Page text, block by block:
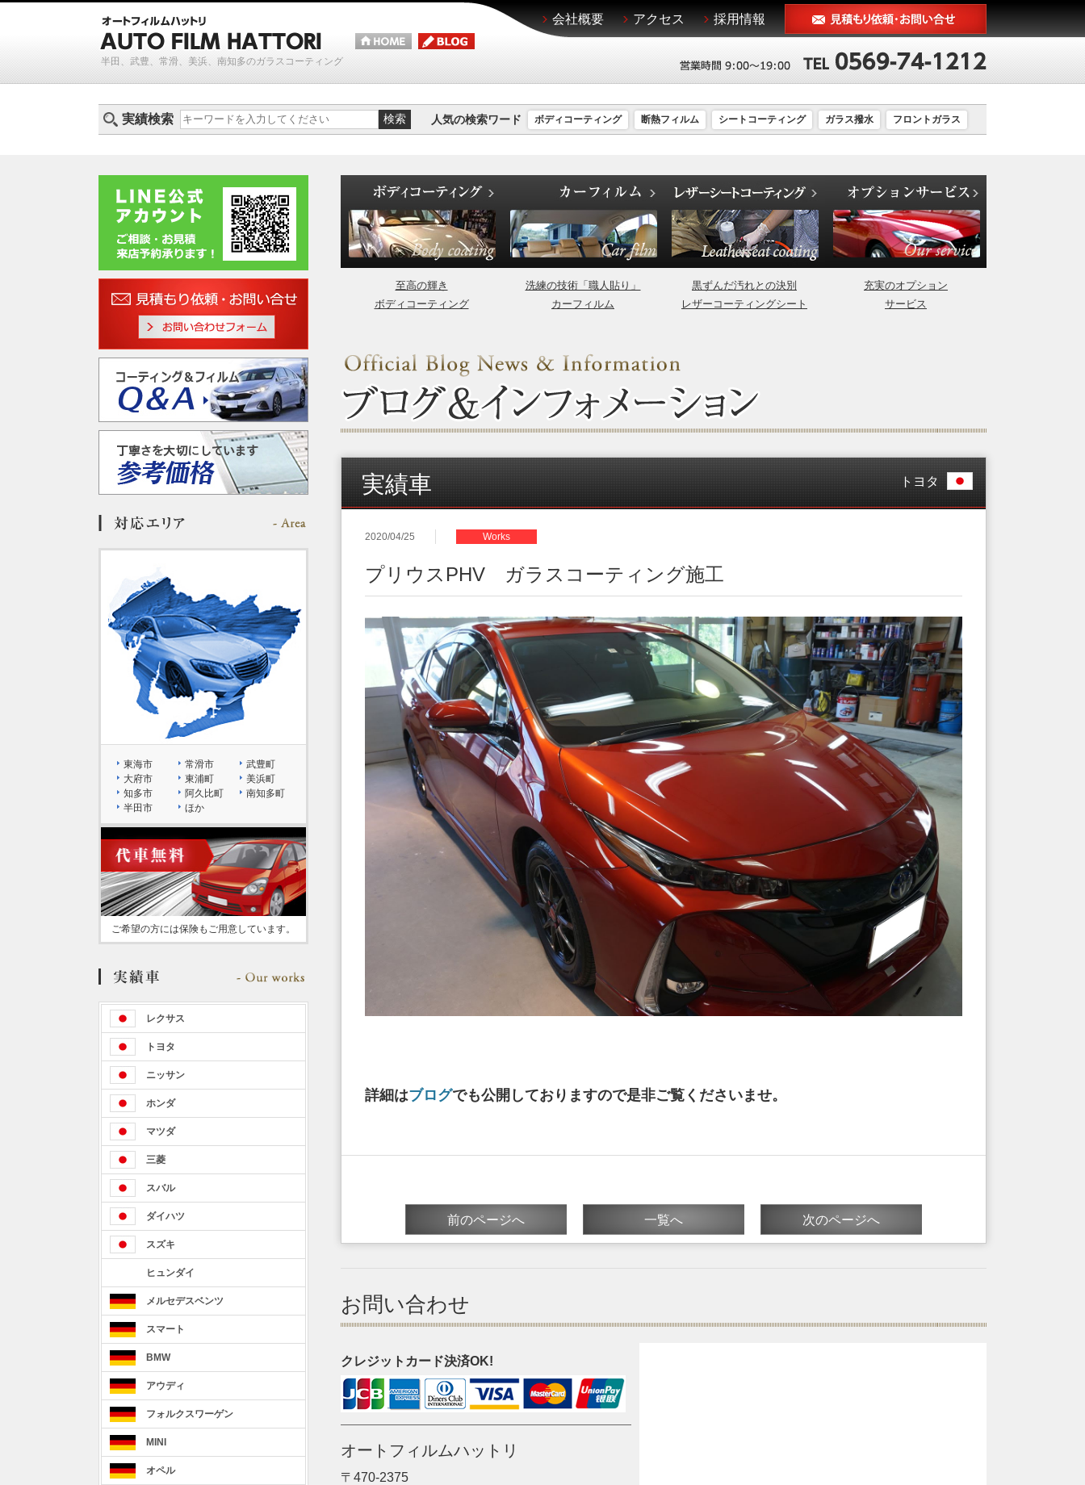
半田、武豊、常滑、美浜、南知多のガラスコーティング
会社概要 アクセス 採用情報
実績検索 人気の検索ワード ボディコーティング 断熱フィルム シートコーティング ガラス撥水 フロントガラス
至高の輝き
ボディコーティング
洗練の技術「職人貼り」
カーフィルム
黒ずんだ汚れとの決別
レザーコーティングシート
充実のオプション
サービス
実績車 トヨタ
2020/04/25 Works
プリウスPHV ガラスコーティング施工
詳細はブログでも公開しておりますので是非ご覧くださいませ。
前のページへ 一覧へ 次のページへ
お問い合わせ
クレジットカード決済OK!
オートフィルムハットリ
〒470-2375
東海市 常滑市
武豊町
大府市
東浦町
美浜町
知多市
阿久比町
南知多町
半田市
ほか
ご希望の方には保険もご用意しています。
レクサス
トヨタ
ニッサン
ホンダ
マツダ
三菱
スバル
ダイハツ
スズキ
ヒュンダイ
メルセデスベンツ
スマート
BMW
アウディ
フォルクスワーゲン
MINI
オペル